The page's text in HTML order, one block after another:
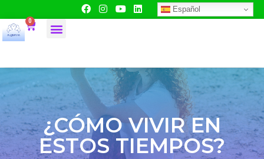
Español
0
¿CÓMO VIVIR EN
ESTOS TIEMPOS?